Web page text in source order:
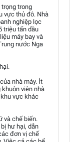
trọng trong
vực thủ đô. Nhà
nghiệp lọc
triệu tấn dầu
máy bay và
nước Nga
nhà máy. Ít
viên nhà
khu vực khác
và chế biến.
hư hại, dẫn
đơn vị chế